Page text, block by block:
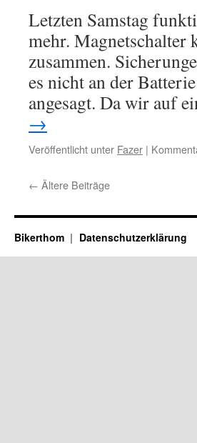
Letzten Samstag
mehr. Magnetschalter
zusammen.
es nicht an der
angesagt. Da wir auf
→
Veröffentlicht unter Fazer |
← Ältere Beiträge
Bikerthom Datenschutzerklärung